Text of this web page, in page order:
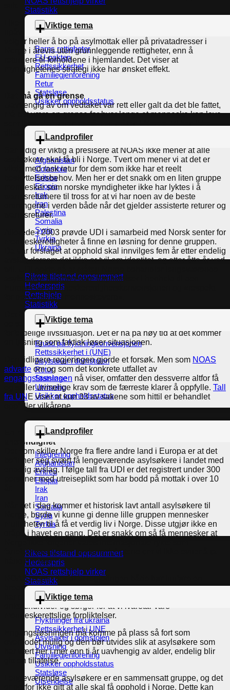
Statistikk
Viktige tema
Barns rettigheter
EU-pakten
Rettssikkerhet
Familiegjenforening
Retur
Statsløse
Usikker oppholdsstatus
Landprofiler
Afghanistan
Colombia
Eritrea
Etiopia
Irak
Iran
Palestina
Somalia
Syria
Tyrkia
Ukraina
Rikets tilstand oppsummert
Hederspris
Rettshjelp
Statistikk
Viktige tema
Brudd på flyktningkonvensjonen
Rettssikkerhet i (UNE)
Asylsaker i domstolen
Retur
Statsløse
Utvisning
Usikker oppholdsstatus
Landprofiler
Integrering
Afghanistan
Eritrea
Etiopia
Irak
Iran
Somalia
Syria
Tyrkia
Rikets tilstand oppsummert
Hederspris
NOAS rettshjelp virker
Statistikk
Viktige tema
Flyktninger fra ukraina
Rettssikkerhet i UNE
Asylsaker i domstolen
Utvisning
Familiegjenforening
Usikker oppholdsstatus
Statsløse
Utsendelse
Likevel har tallene på de frivillige returene vært nærmest
upåvirket av innstramningene. Ureturnerbare asylsøkere
velger heller å bo på asylmottak eller på privatadresser i
Norge i årevis uten grunnleggende rettigheter, enn å
returnere til forholdene i hjemlandet. Det viser at
myndighetenes strategi ikke har ønsket effekt.
Det må gå en grense
Uavhengig av om vedtaket var rett eller galt da det ble fattet,
må det være en grense for hvor lenge et menneske kan leve
tillate at menneskeliv går til grunne i landet vårt.
Samtidig er viktig å presisere at NOAS ikke mener at alle
asylsøkere skal få bli i Norge. Tvert om mener vi at det er
viktig med rask retur for dem som ikke har et reelt
beskyttelsesbehov. Men her er det snakk om en liten gruppe
mennesker som norske myndigheter ikke har lyktes i å
tvangsreturnere til tross for at vi har noen av de beste
ordningene i verden både når det gjelder assisterte returer og
tvangsreturer.
Allerede i 2003 prøvde UDI i samarbeid med Norsk senter for
menneskerettigheter å finne en løsning for denne gruppen.
Da var forslaget at opphold skal innvilges fem år etter endelig
avslag dersom det ikke er tvil om identitet, og etter åtte år ved
asylsøkere utfordrer våre forpliktelser i henhold til den
Europeiske menneskerettighetskonvensjonen og «respekt
for den enkeltes menneskeverd».
Det har nå gått 18 år siden forslaget ble fremmet og flere av
de samme menneskene befinner seg fortsatt i den samme
forferdelige livssituasjon. Det er nå på høy tid at det kommer
en løsning som faktisk løser situasjonen.
Den tidligere regjeringen gjorde et forsøk. Men som NOAS
advarte om og som det konkrete utfallet av
engangsløsningen nå viser, omfatter den dessverre altfor få
og stiller urimelige krav som de færreste klarer å oppfylle. Tall
fra UN E viser at kun 33 av sakene som hittil er behandlet
oppfyller vilkårene.
En ny løsning er gjennomførbart og det handler om vår
anstendighet
Det som skiller Norge fra flere andre land i Europa er at det
befinner seg svært få lengeværende asylsøkere i landet med
endelig avslag. I følge tall fra UDI er det registrert under 300
personer med utreiseplikt som har bodd på mottak i over 10
Når det i dag kommer et historisk lavt antall asylsøkere til
Norge, burde vi kunne gi denne lille gruppen mennesker
muligheten til å få et verdig liv i Norge. Disse utgjør ikke en
dråpe i havet en gang. Det er snakk om så få mennesker at
fanebærere av menneskerettighetene om vi ikke evner å ta
hånd om dem.
NOAS mener derfor at regjeringen både bør innføre en
bredere engangsløsning for å rydde opp i situasjonen som
har oppstått og en varig løsning som i større grad beskytter
enkeltindivider og sørger for at vi ivaretar våre
menneskerettslige forpliktelser.
Engangsløsningen må komme på plass så fort som
overhodet mulig og den bør utvides slik at asylsøkere som
har vært her i mer enn ti år uavhengig av alder, endelig blir
gitt en tillatelse.
Lengeværende asylsøkere er en sammensatt gruppe, og det
er derfor ikke gitt at alle skal få opphold i Norge. Dette kan